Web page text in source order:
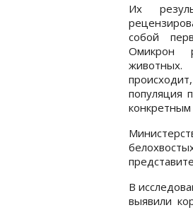
Их
собой
Омикрон
популяция
В
выявили